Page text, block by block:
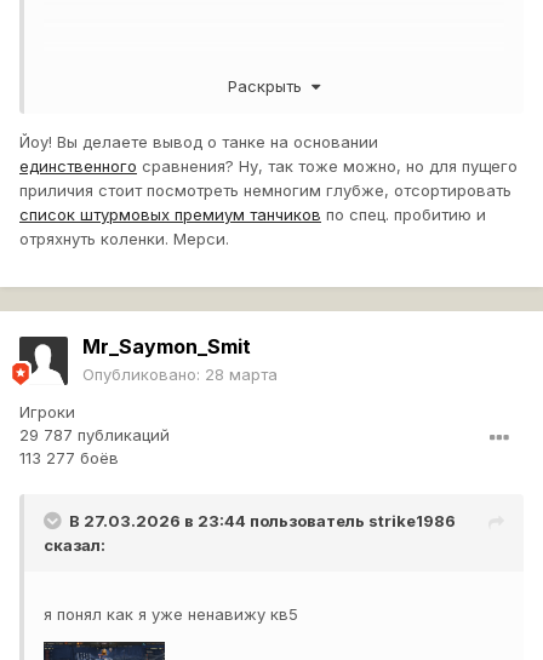
Раскрыть
Йоу! Вы делаете вывод о танке на основании
единственного сравнения? Ну, так тоже можно, но для пущего
приличия стоит посмотреть немногим глубже, отсортировать
список штурмовых премиум танчиков по спец. пробитию и
отряхнуть коленки. Мерси.
Mr_Saymon_Smit
Опубликовано: 28 марта
Игроки
29 787 публикаций
113 277 боёв
В 27.03.2026 в 23:44 пользователь strike1986
сказал:
я понял как я уже ненавижу кв5